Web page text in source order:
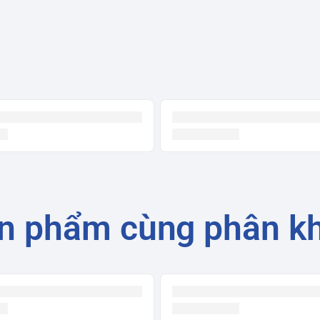
tia cực tím: Làm giảm sự phát tán, hấp
phẩm bảo quản trong tủ. Cùng với đó nó
phẩm cùng phân